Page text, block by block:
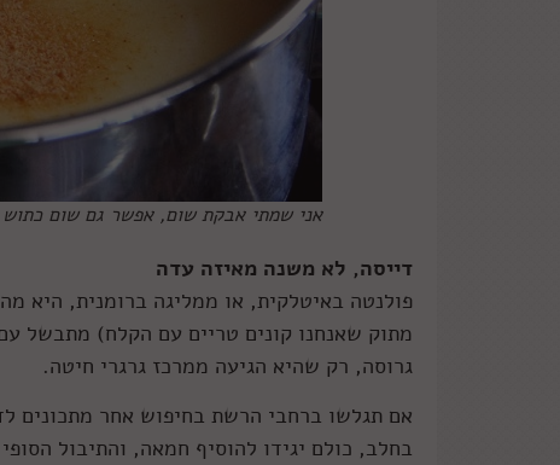
אני שמתי אבקת שום, אפשר גם שום כתוש
דייסה, לא משנה מאיזה עדה
פולנטה באיטלקית, או ממליגה ברומנית, היא
מתוק שאנחנו קונים טריים עם הקלח) מתבשל
גרוסה, רק שהיא הגיעה ממרכז גרגרי חיטה.
אם תגלשו ברחבי הרשת בחיפוש אחר מתכונים
בחלב, כולם יגידו להוסיף חמאה, והתיבול